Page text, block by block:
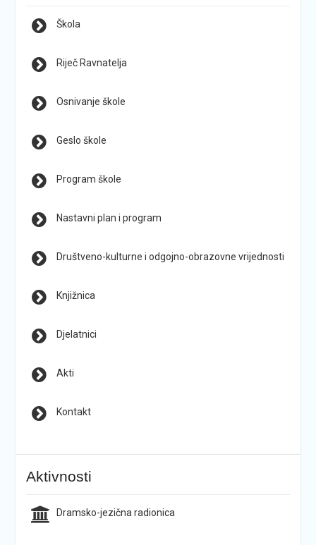
Škola
Riječ Ravnatelja
Osnivanje škole
Geslo škole
Program škole
Nastavni plan i program
Društveno-kulturne i odgojno-obrazovne vrijednosti
Knjižnica
Djelatnici
Akti
Kontakt
Aktivnosti
Dramsko-jezična radionica